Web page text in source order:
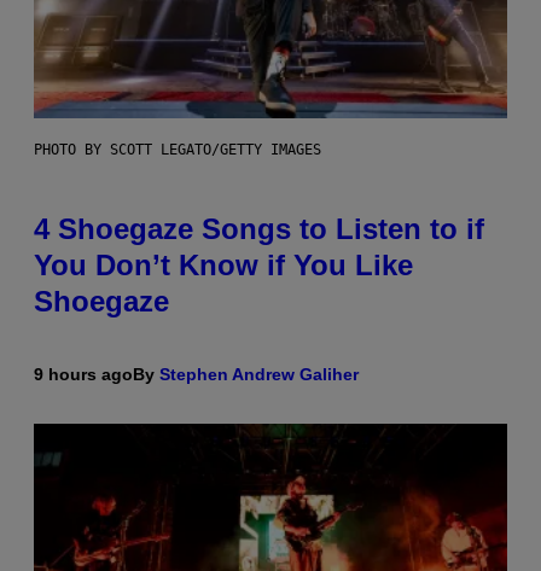
PHOTO BY SCOTT LEGATO/GETTY IMAGES
4 Shoegaze Songs to Listen to if
You Don’t Know if You Like
Shoegaze
9 hours agoBy Stephen Andrew Galiher